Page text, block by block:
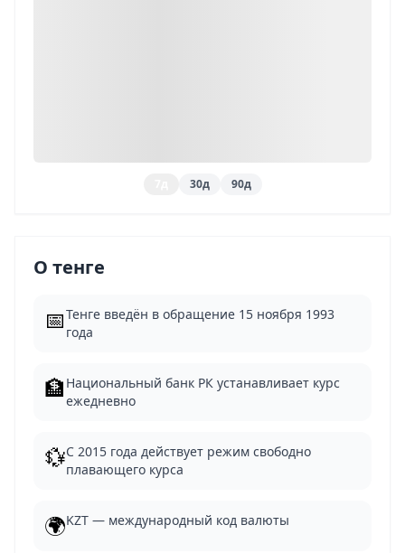
30д 90д
О тенге
📅Тенге введён в обращение 15 ноября 1993
года
🏦 Национальный банк РК устанавливает курс
ежедневно
💱С 2015 года действует режим свободно
плавающего курса
🌍KZT — международный код валюты